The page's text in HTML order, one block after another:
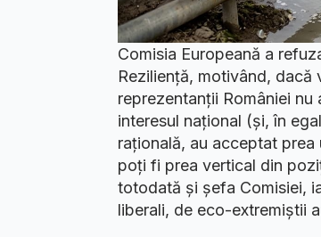
Comisia Europeană a
Reziliență, motivând, dacă
reprezentanții României
interesul național (și, în
rațională, au acceptat
poți fi prea vertical din
totodată și șefa Comisiei,
liberali, de eco-extremiștii